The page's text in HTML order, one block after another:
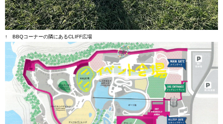
↑ BBQコーナーの隣にあるCLIFF広場